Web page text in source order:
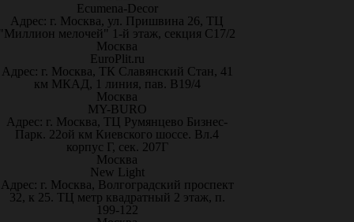
Ecumena-Decor
Адрес: г. Москва, ул. Пришвина 26, ТЦ
мелочей" 1-й этаж, секция С17/2
Москва
EuroPlit.ru
Адрес: г. Москва, ТК Славянский Стан, 41
км МКАД, 1 линия, пав. В19/4
Москва
MY-BURO
Адрес: г. Москва, ТЦ Румянцево Бизнес-
Парк. 22ой км Киевского шоссе. Вл.4
корпус Г, сек. 207Г
Москва
New Light
Адрес: г. Москва, Волгоградский проспект
32, к 25. ТЦ метр квадратный 2 этаж, п.
199-122